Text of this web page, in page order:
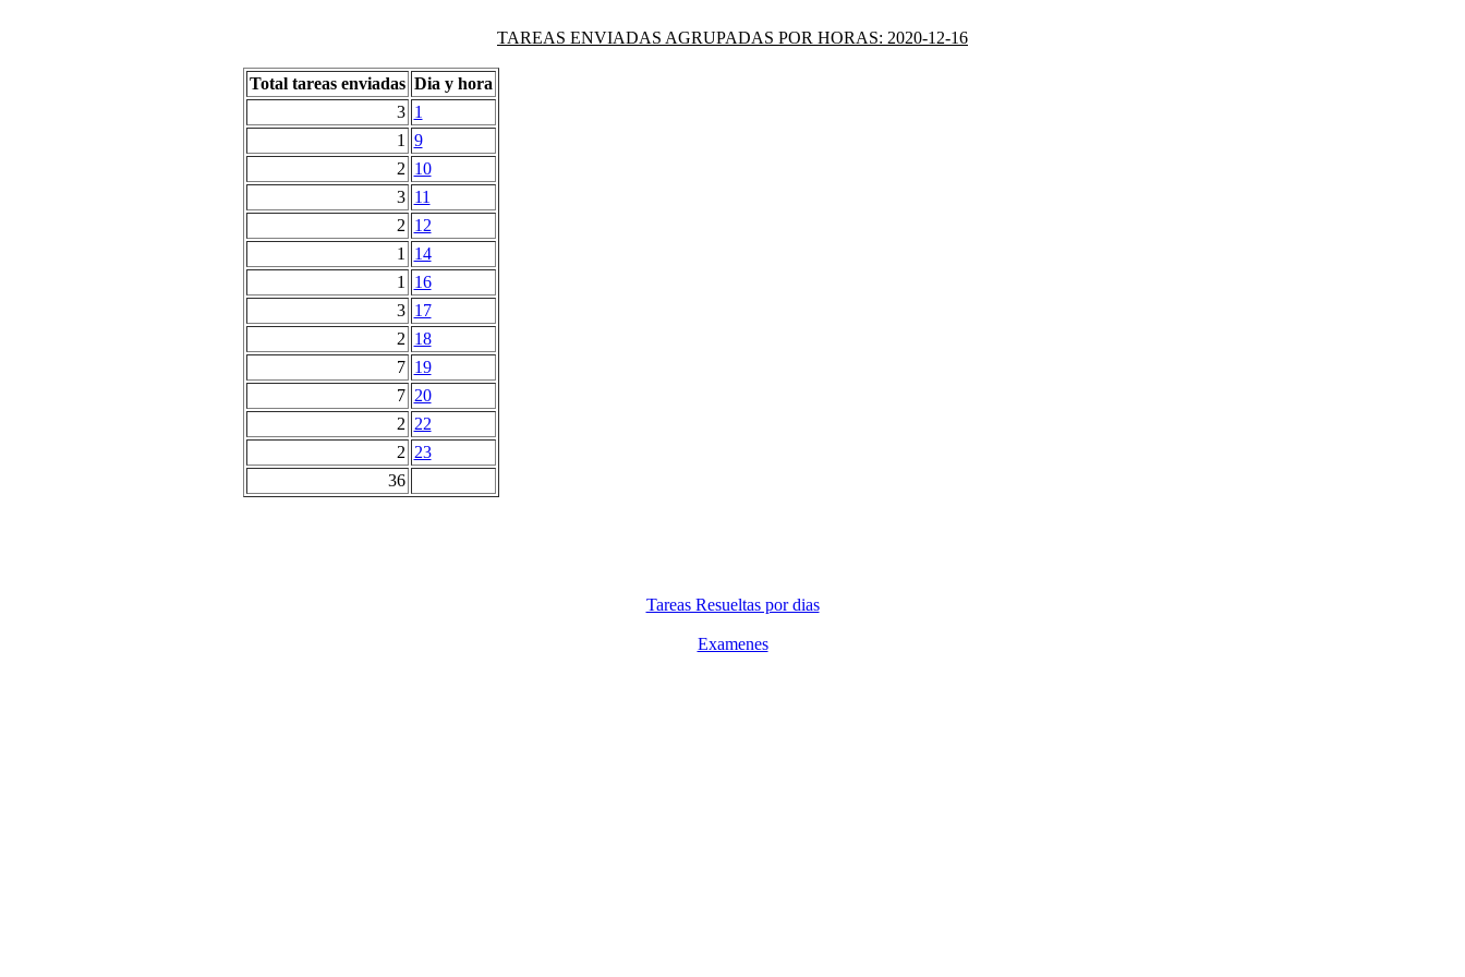
TAREAS ENVIADAS AGRUPADAS POR HORAS: 2020-12-16
Total tareas enviadas Dia y hora
3 1
1
9
2 10
3 11
2 12
1
14
1
16
3 17
2 18
7 19
7 20
2 22
2 23
36
Tareas Resueltas por dias
Examenes